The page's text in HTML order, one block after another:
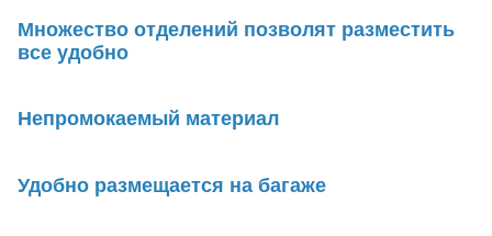
Множество отделений позволят разместить
все удобно
Непромокаемый материал
Удобно размещается на багаже